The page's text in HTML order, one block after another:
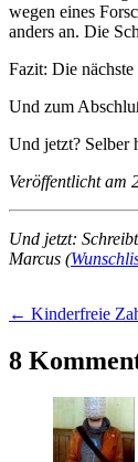
wegen eines
anders an. Die
Fazit: Die
Und zum
Und jetzt? Selber
Veröffentlicht am
Und jetzt:
Marcus (
← Kinderfreie
8